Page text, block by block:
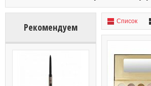
Рекомендуем Список